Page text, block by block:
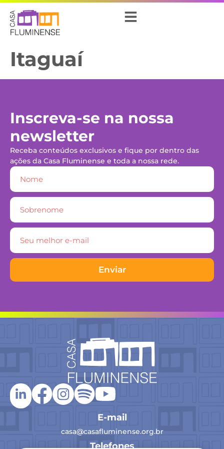
Itaguaí
Inscreva-se na nossa
newsletter
Receba conteúdos exclusivos e fique por dentro das
ações da Casa Fluminense e toda a nossa rede.
Enviar
E-mail
casa@casafluminense.org.br
Telefones